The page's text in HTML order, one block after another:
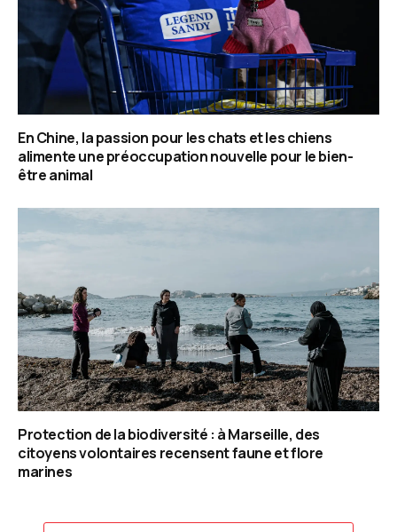
En Chine, la passion pour les chats et les chiens
alimente une préoccupation nouvelle pour le bien-
être animal
Protection de la biodiversité : à Marseille, des
citoyens volontaires recensent faune et flore
marines